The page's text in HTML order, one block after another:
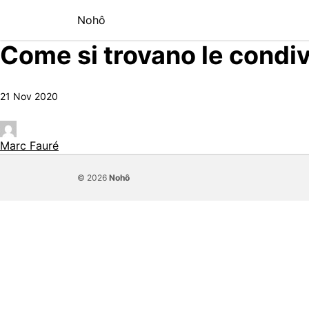
Nohô
Come si trovano le
21 Nov 2020
Marc Fauré
© 2026 Nohô